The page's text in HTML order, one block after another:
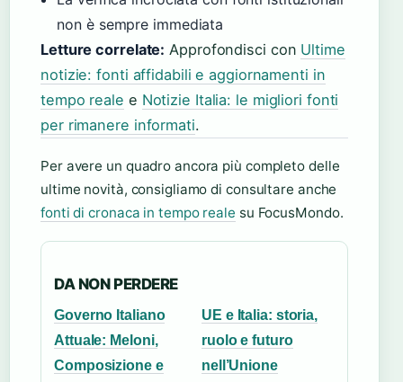
non è sempre immediata
Letture correlate: Approfondisci con Ultime
notizie: fonti affidabili e aggiornamenti in
tempo reale e Notizie Italia: le migliori fonti
per rimanere informati.
Per avere un quadro ancora più completo delle
ultime novità, consigliamo di consultare anche
fonti di cronaca in tempo reale su FocusMondo.
DA NON PERDERE
Governo Italiano
Attuale: Meloni,
Composizione e
UE e Italia: storia,
ruolo e futuro
nell’Unione